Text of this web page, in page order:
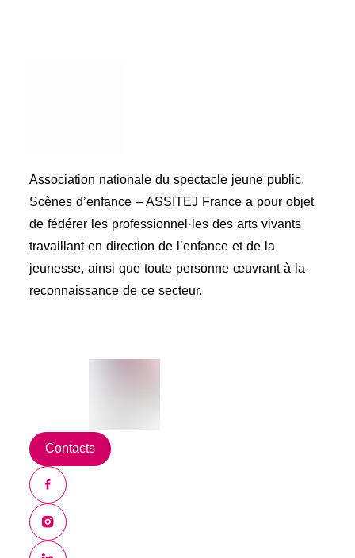
Association nationale du spectacle jeune public,
Scènes d’enfance – ASSITEJ France a pour objet
de fédérer les professionnel·les des arts vivants
travaillant en direction de l’enfance et de la
jeunesse, ainsi que toute personne œuvrant à la
reconnaissance de ce secteur.
Contacts